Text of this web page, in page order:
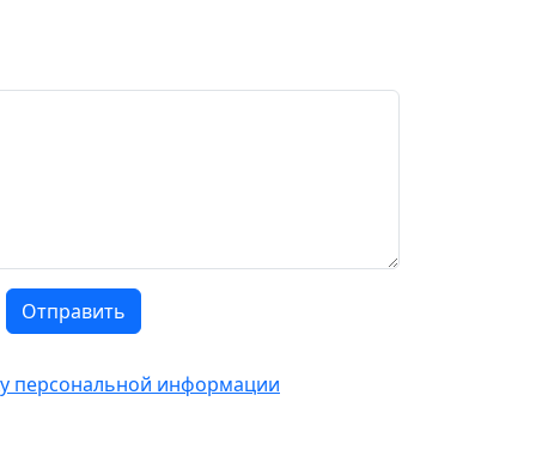
Отправить
персональной информации